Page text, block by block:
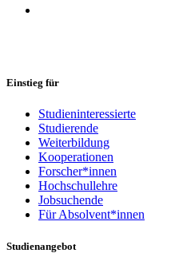
Einstieg für
Studieninteressierte
Studierende
Weiterbildung
Kooperationen
Forscher*innen
Hochschullehre
Jobsuchende
Für Absolvent*innen
Studienangebot